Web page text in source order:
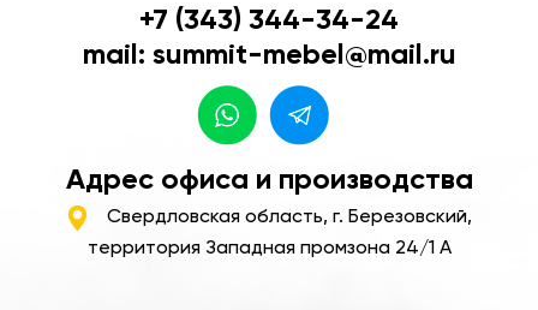
+7 (343) 344-34-24
mail: summit-mebel@mail.ru
Адрес офиса и производства
Свердловская область, г. Березовский,
территория Западная промзона 24/1 А